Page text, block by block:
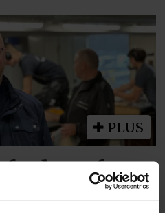
PLUS
fagbrev for